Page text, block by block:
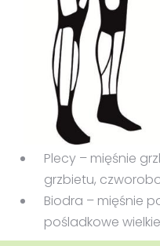
Plecy – mięśnie
grzbietu,
Biodra – mięśnie
pośladkowe